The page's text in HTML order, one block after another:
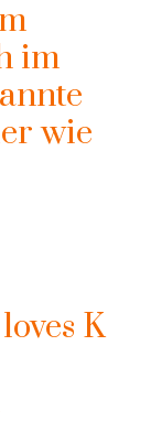
im
wie
K